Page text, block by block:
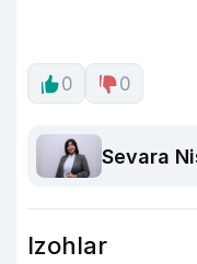
0 0
Sevara
Izohlar